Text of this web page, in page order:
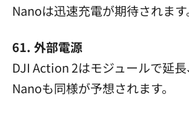
Nanoは迅速充電が期待されます
61. 外部電源
DJI Action 2はモジュールで延
Nanoも同様が予想されます。